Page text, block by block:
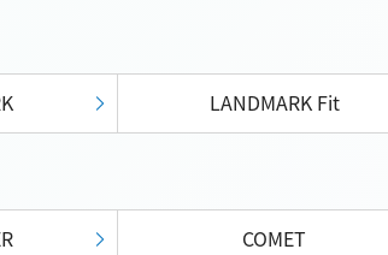
LANDMARK Fit
COMET